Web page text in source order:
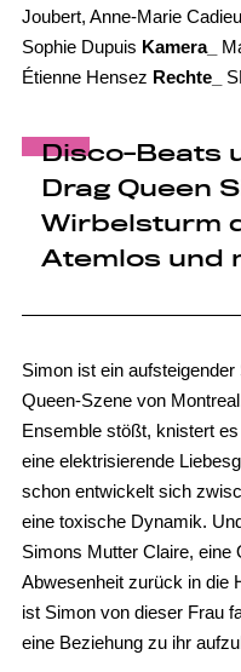
Joubert, Anne-Marie
Sophie Dupuis Kamera_
Étienne Hensez Rechte_
Disco-Beats
Drag Queen
Wirbelsturm
Atemlos und
Simon ist ein
Queen-Szene von
Ensemble stößt, knistert
eine elektrisierende
schon entwickelt sich
eine toxische Dynamik.
Simons Mutter Claire, eine
Abwesenheit zurück in die
ist Simon von dieser Frau
eine Beziehung zu ihr